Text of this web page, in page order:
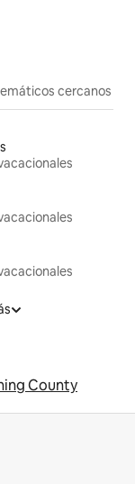
cercanos
County